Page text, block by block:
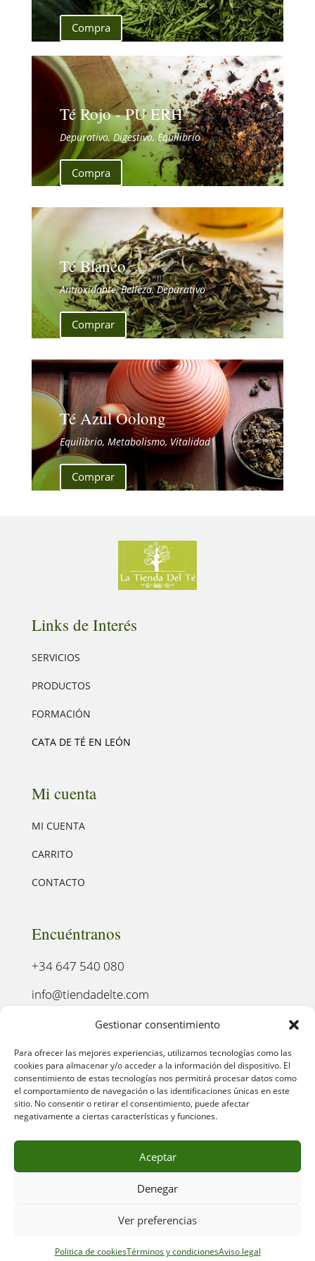
Gestionar consentimiento
Para ofrecer las mejores experiencias, utilizamos tecnologías como las
cookies para almacenar y/o acceder a la información del dispositivo. El
consentimiento de estas tecnologías nos permitirá procesar datos como
el comportamiento de navegación o las identificaciones únicas en este
sitio. No consentir o retirar el consentimiento, puede afectar
negativamente a ciertas características y funciones.
Aceptar
Denegar
Ver preferencias
Politica de cookiesTérminos y condicionesAviso legal
Compra
Té Rojo - PU ERH
Depurativo, Digestivo, Equilibrio
Compra
Té Blanco
Antioxidante, Belleza, Depurativo
Comprar
Té Azul Oolong
Equilibrio, Metabolismo, Vitalidad
Comprar
Links de Interés
SERVICIOS
PRODUCTOS
FORMACIÓN
CATA DE TÉ EN LEÓN
Mi cuenta
MI CUENTA
CARRITO
CONTACTO
Encuéntranos
+34 647 540 080
info@tiendadelte.com
Punto oficial de recogida:
C. Pozo, 13, 24003. León
POLÍTICA DE PRIVACIDAD
POLÍTICA DE COMPRA
ENVÍO Y ENTREGA TÉRMINOS Y CONDICIONES